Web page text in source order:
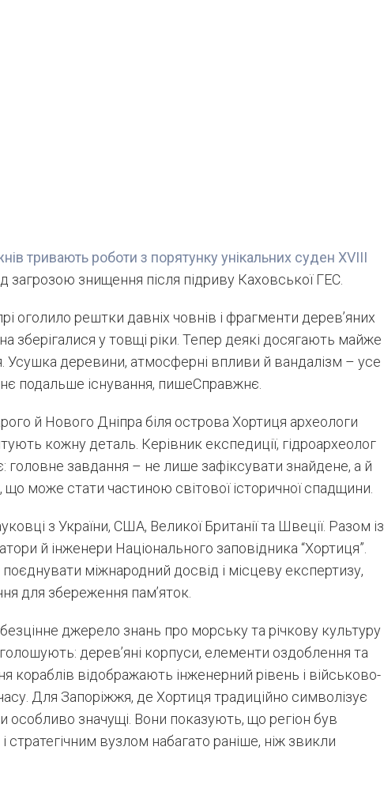
тривають роботи з порятунку унікальних суден XVIII
загрозою знищення після підриву Каховської ГЕС.
оголило рештки давніх човнів і фрагменти дерев’яних
зберігалися у товщі ріки. Тепер деякі досягають майже
Усушка деревини, атмосферні впливи й вандалізм – усе
подальше існування, пишеСправжнє.
й Нового Дніпра біля острова Хортиця археологи
кожну деталь. Керівник експедиції, гідроархеолог
головне завдання – не лише зафіксувати знайдене, а й
що може стати частиною світової історичної спадщини.
з України, США, Великої Британії та Швеції. Разом із
й інженери Національного заповідника “Хортиця”.
міжнародний досвід і місцеву експертизу,
для збереження пам’яток.
джерело знань про морську та річкову культуру
дерев’яні корпуси, елементи оздоблення та
кораблів відображають інженерний рівень і військово-
Для Запоріжжя, де Хортиця традиційно символізує
особливо значущі. Вони показують, що регіон був
вузлом набагато раніше, ніж звикли